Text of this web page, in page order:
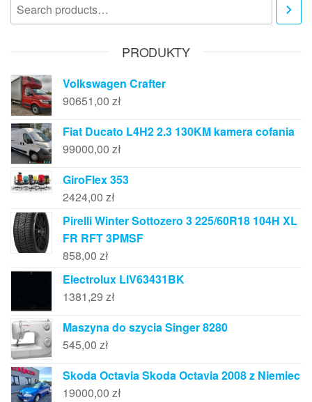
PRODUKTY
Volkswagen Crafter
90651,00 zł
Fiat Ducato L4H2 2.3 130KM kamera cofania
99000,00 zł
GiroFlex 353
2424,00 zł
Pirelli Winter Sottozero 3 225/60R18 104H XL
FR RFT 3PMSF
858,00 zł
Electrolux LIV63431BK
1381,29 zł
Maszyna do szycia Singer 8280
545,00 zł
Skoda Octavia Skoda Octavia 2008 z Niemiec
19000,00 zł